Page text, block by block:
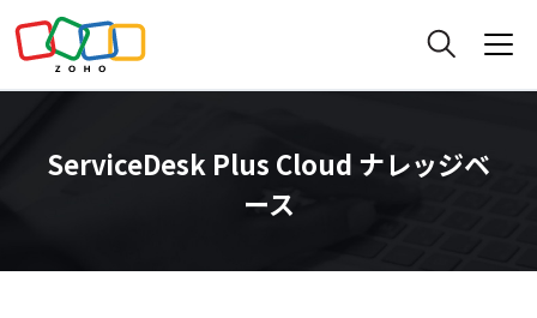
ServiceDesk Plus Cloud ナレッジベ
ース